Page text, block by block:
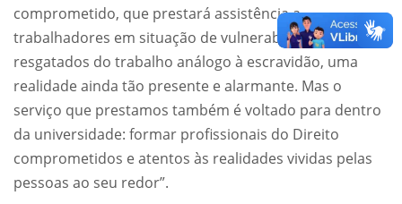
comprometido, que prestará assistência a
trabalhadores em situação de vulnerabilidade e
resgatados do trabalho análogo à escravidão, uma
realidade ainda tão presente e alarmante. Mas o
serviço que prestamos também é voltado para dentro
da universidade: formar profissionais do Direito
comprometidos e atentos às realidades vividas pelas
pessoas ao seu redor”.